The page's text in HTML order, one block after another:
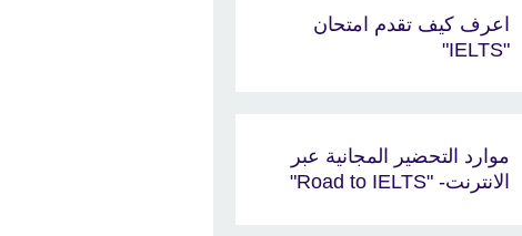
اعرف كيف تقدم امتحان
"IELTS"
موارد التحضير المجانية عبر
الانترنت- "Road to IELTS"